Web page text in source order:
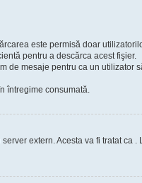
este permisă doar
pentru a descărca acest fişier.
de mesaje pentru ca un utilizator
întregime consumată.
extern. Acesta va fi tratat ca